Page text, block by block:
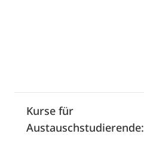
Kurse für
Austauschstudierende: